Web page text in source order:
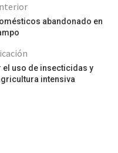
abandonado en
uso de insecticidas y
intensiva